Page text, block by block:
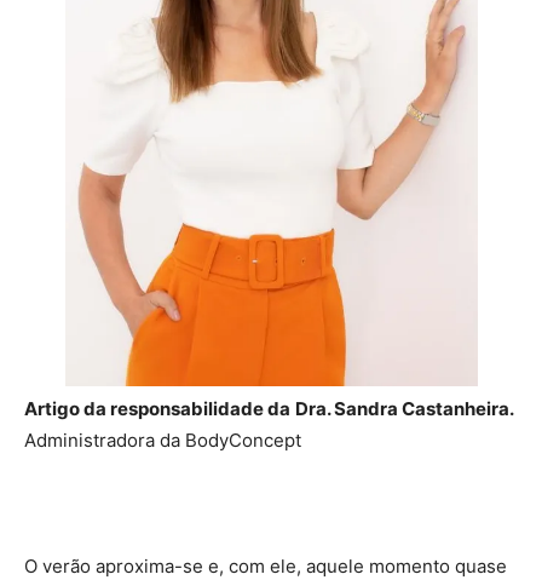
Artigo da responsabilidade da Dra. Sandra Castanheira.
Administradora da BodyConcept
O verão aproxima-se e, com ele, aquele momento quase